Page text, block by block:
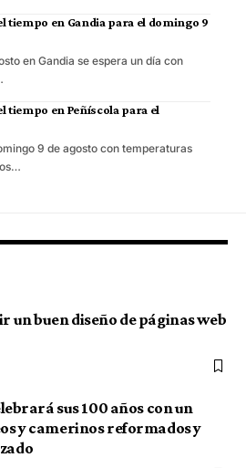
tiempo en Gandia para el domingo 9
en Gandia se espera un día con
tiempo en Peñíscola para el
9 de agosto con temperaturas
un buen diseño de páginas web
sus 100 años con un
y camerinos reformados y